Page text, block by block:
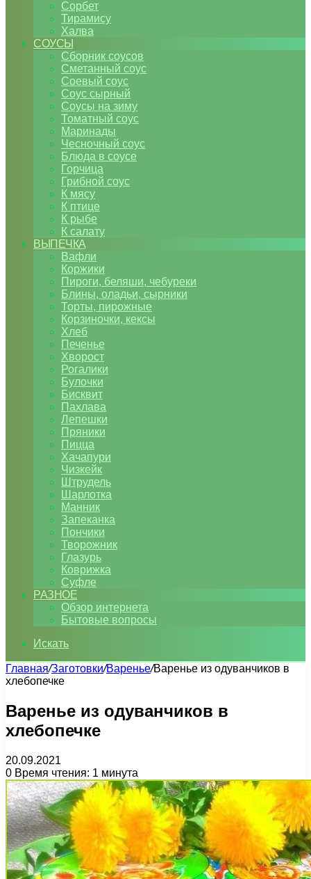
Сорбет
Тирамису
Халва
СОУСЫ
Сборник соусов
Сметанный соус
Соевый соус
Соус сырный
Соусы на зиму
Томатный соус
Маринады
Чесночный соус
Блюда в соусе
Горчица
Грибной соус
К мясу
К птице
К рыбе
К салату
ВЫПЕЧКА
Вафли
Коржики
Пироги, беляши, чебуреки
Блины, оладьи, сырники
Торты, пирожные
Корзиночки, кексы
Хлеб
Печенье
Хворост
Рогалики
Булочки
Бисквит
Пахлава
Лепешки
Пряники
Пицца
Хачапури
Чизкейк
Штрудель
Шарлотка
Манник
Запеканка
Пончики
Творожник
Глазурь
Коврижка
Суфле
РАЗНОЕ
Обзор интернета
Бытовые вопросы
Искать
Главная/Заготовки/Варенье/Варенье из одуванчиков в
хлебопечке
Варенье из одуванчиков в
хлебопечке
20.09.2021
0 Время чтения: 1 минута